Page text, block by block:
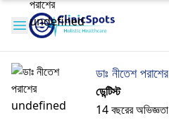
ডাঃ নীতেশ পরাশের
ডেন্টিস্ট
14 বছরের অভিজ্ঞতা